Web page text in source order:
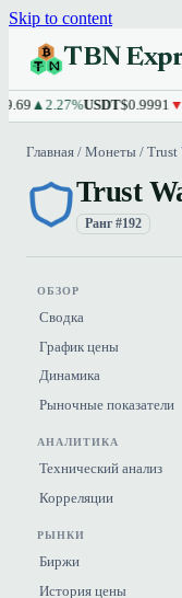
Skip to content
TBN
USDT$0.9991▼0.01%
Главная / Монеты / Trust
Trust
Ранг #192
ОБЗОР
Сводка
График цены
Динамика
Рыночные показатели
АНАЛИТИКА
Технический анализ
Корреляции
РЫНКИ
Биржи
История цены